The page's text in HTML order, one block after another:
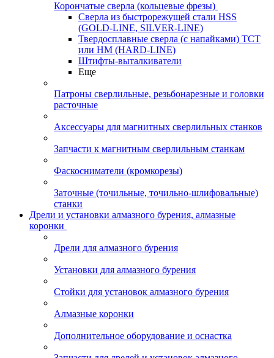
Корончатые сверла (кольцевые фрезы)
Сверла из быстрорежущей стали HSS
(GOLD-LINE, SILVER-LINE)
Твердосплавные сверла (с напайками) ТСТ
или HM (HARD-LINE)
Штифты-выталкиватели
Еще
Патроны сверлильные, резьбонарезные и головки
расточные
Аксессуары для магнитных сверлильных станков
Запчасти к магнитным сверлильным станкам
Фаскосниматели (кромкорезы)
Заточные (точильные, точильно-шлифовальные)
станки
Дрели и установки алмазного бурения, алмазные
коронки
Дрели для алмазного бурения
Установки для алмазного бурения
Стойки для установок алмазного бурения
Алмазные коронки
Дополнительное оборудование и оснастка